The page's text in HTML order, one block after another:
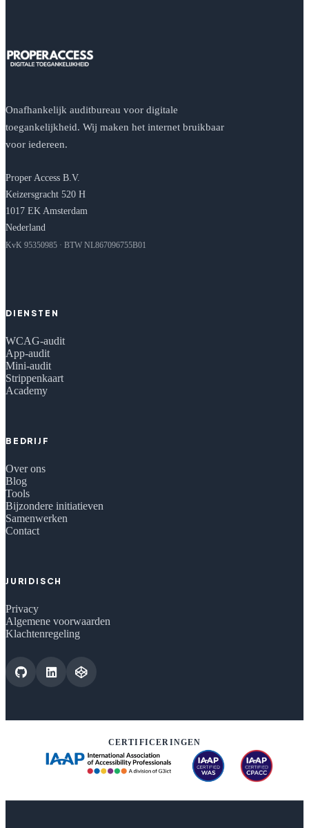
Onafhankelijk auditbureau voor digitale
toegankelijkheid. Wij maken het internet bruikbaar
voor iedereen.
Proper Access B.V.
Keizersgracht 520 H
1017 EK Amsterdam
Nederland
KvK 95350985 · BTW NL867096755B01
DIENSTEN
WCAG-audit
App-audit
Mini-audit
Strippenkaart
Academy
BEDRIJF
Over ons
Blog
Tools
Bijzondere initiatieven
Samenwerken
Contact
JURIDISCH
Privacy
Algemene voorwaarden
Klachtenregeling
CERTIFICERINGEN